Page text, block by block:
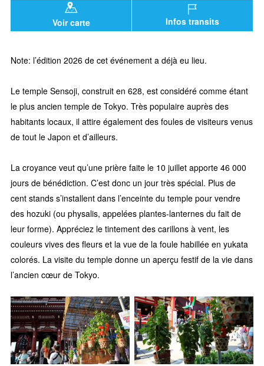
Voir carte Infos transits
Note: l’édition 2026 de cet événement a déjà eu lieu.
Le temple Sensoji, construit en 628, est considéré comme étant
le plus ancien temple de Tokyo. Très populaire auprès des
habitants locaux, il attire également des foules de visiteurs venus
de tout le Japon et d’ailleurs.
La croyance veut qu’une prière faite le 10 juillet apporte 46 000
jours de bénédiction. C’est donc un jour très spécial. Plus de
cent stands s’installent dans l’enceinte du temple pour vendre
des hozuki (ou physalis, appelées plantes-lanternes du fait de
leur forme). Appréciez le tintement des carillons à vent, les
couleurs vives des fleurs et la vue de la foule habillée en yukata
colorés. La visite du temple donne un aperçu festif de la vie dans
l’ancien cœur de Tokyo.